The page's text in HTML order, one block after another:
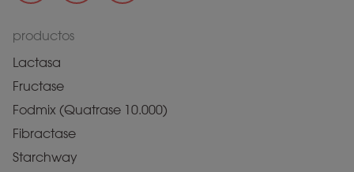
productos
Lactasa
Fructase
Fodmix (Quatrase 10.000)
Fibractase
Starchway